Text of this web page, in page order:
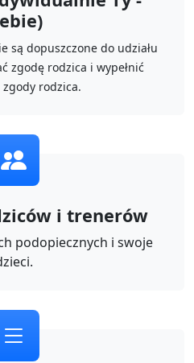
są dopuszczone do udziału
zgodę rodzica i wypełnić
rodzica.
i trenerów
podopiecznych i swoje